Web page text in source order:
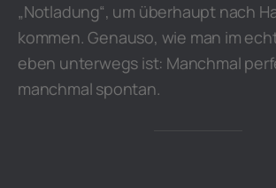
„Notladung“, um überhaupt nach
kommen. Genauso, wie man im
eben unterwegs ist: Manchmal
manchmal spontan.